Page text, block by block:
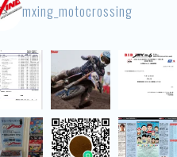
mxing_motocrossing